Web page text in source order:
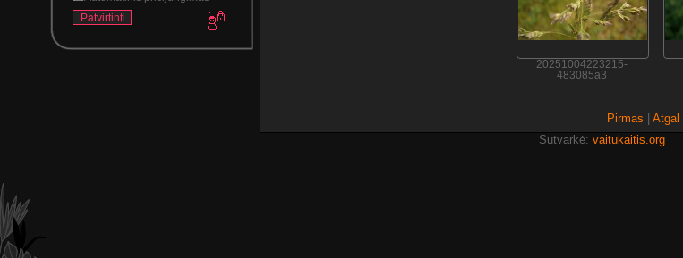
20251004223215-
483085a3
Pirmas Atgal
Sutvarkė: vaitukaitis.org